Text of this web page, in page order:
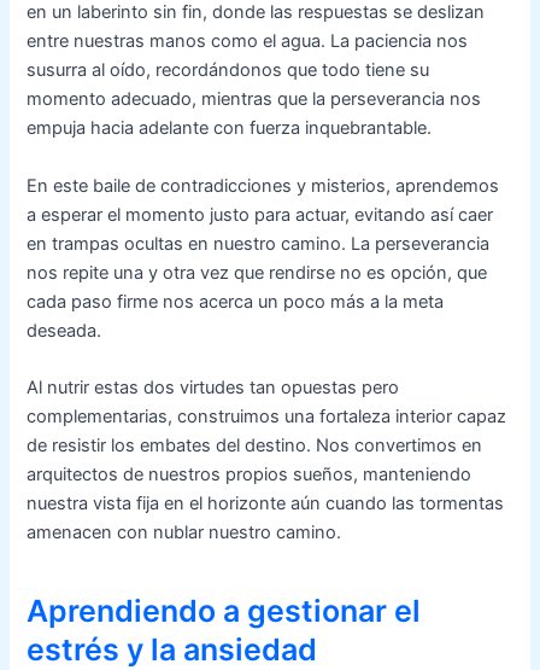
en un laberinto sin fin, donde las respuestas se deslizan
entre nuestras manos como el agua. La paciencia nos
susurra al oído, recordándonos que todo tiene su
momento adecuado, mientras que la perseverancia nos
empuja hacia adelante con fuerza inquebrantable.
En este baile de contradicciones y misterios, aprendemos
a esperar el momento justo para actuar, evitando así caer
en trampas ocultas en nuestro camino. La perseverancia
nos repite una y otra vez que rendirse no es opción, que
cada paso firme nos acerca un poco más a la meta
deseada.
Al nutrir estas dos virtudes tan opuestas pero
complementarias, construimos una fortaleza interior capaz
de resistir los embates del destino. Nos convertimos en
arquitectos de nuestros propios sueños, manteniendo
nuestra vista fija en el horizonte aún cuando las tormentas
amenacen con nublar nuestro camino.
Aprendiendo a gestionar el
estrés y la ansiedad